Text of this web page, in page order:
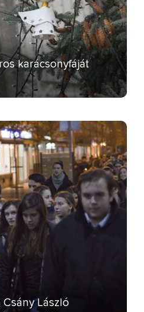
karácsonyfáját
László